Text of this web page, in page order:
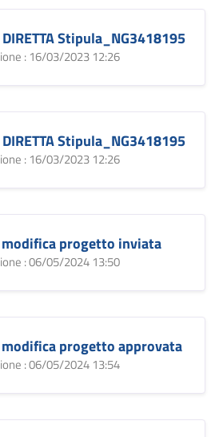
DIRETTA Stipula_NG3418195
: 16/03/2023 12:26
DIRETTA Stipula_NG3418195
: 16/03/2023 12:26
progetto inviata
: 06/05/2024 13:50
progetto approvata
: 06/05/2024 13:54